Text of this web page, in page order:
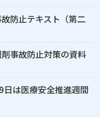
防止テキスト（第二
事故防止対策の資料
は医療安全推進週間